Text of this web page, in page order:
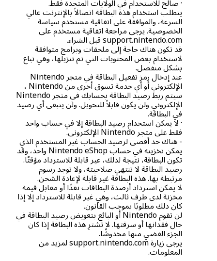
· صالح للاستخدام في الولايات المتحدة فقط.
يتطلب استخدام هذه البطاقة اتصالاً بالإنترنت عالي
السرعة، والموافقة على اتفاقية مستخدم سياسة
الخصوصية. يرجى مراجعة اتفاقية مستخدم على
support.nintendo.com قبل الشراء.
قد تكون هناك حاجة إلى ملحقات وبرامج متوافقة
لاستخدام بعض المحتويات التي تم تنزيلها، وهي تباع
بشكل منفصل.
عند إدخال رمز تفعيل البطاقة في متجر Nintendo
الإلكتروني أو أي خدمة تسوق أخرى من Nintendo ،
سيتم ربط رصيد البطاقة بحسابك في متجر Nintendo
الإلكتروني ولن يكون قابلاً للتحويل. ولن يتبقى أي رصيد
في البطاقة.
· لا يمكن استخدام رصيد البطاقة إلا في حساب واحد
فقط على متجر Nintendo الإلكتروني.
- هناك حد أقصى لرصيد الحساب غير المستخدم الذي
يمكن تخزينه في حساب Nintendo eShop واحد، وقد
تكون البطاقة، نتيجة لذلك، غير قابلة للاسترداد مؤقتًا.
رصيد البطاقة لا تنتهي صلاحيته، ولا توجد رسوم
مرتبطة بها. هذه البطاقة غير قابلة لإعادة الشحن.
لا يمكن استرداد أرصدة البطاقات نقدًا أو مقابل قيمة
مخزنة لدى طرف ثالث، وهي غير قابلة للاسترداد إلا إذا
كان ذلك مطلوبًا بموجب القانون.
لن تقوم Nintendo أو البائع بتعويض رصيد البطاقة في
حال فقدانها أو سرقتها. لا تشترِ هذه البطاقة إذا كان
الجزء الفضي منها مخدوشًا.
يرجى زيارة support.nintendo.com لمزيد من
المعلومات.